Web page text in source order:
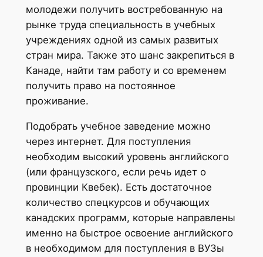
молодежи получить востребованную на
рынке труда специальность в учебных
учреждениях одной из самых развитых
стран мира. Также это шанс закрепиться в
Канаде, найти там работу и со временем
получить право на постоянное
проживание.
Подобрать учебное заведение можно
через интернет. Для поступления
необходим высокий уровень английского
(или французского, если речь идет о
провинции Квебек). Есть достаточное
количество спецкурсов и обучающих
канадских программ, которые направлены
именно на быстрое освоение английского
в необходимом для поступления в ВУЗы